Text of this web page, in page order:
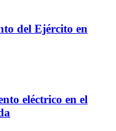
del Ejército en
eléctrico en el